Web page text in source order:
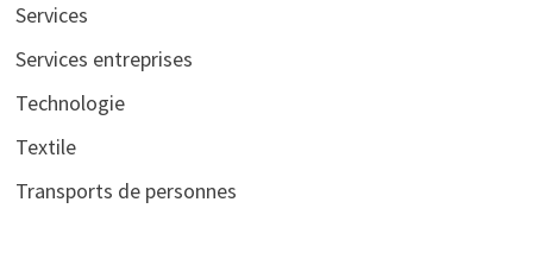
Services
Services entreprises
Technologie
Textile
Transports de personnes